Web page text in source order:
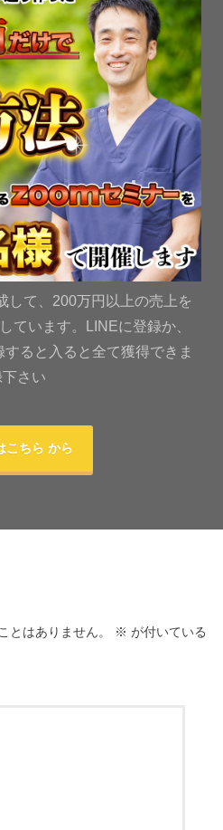
して、200万円以上の売上を
ています。LINEに登録か、
ると入ると全て獲得できま
さい
こちら から
とはありません。 ※ が付いている